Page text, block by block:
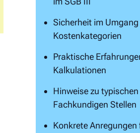
Sicherheit im
Kostenkategorien
Praktische
Kalkulationen
Hinweise zu
Fachkundigen Stellen
Konkrete